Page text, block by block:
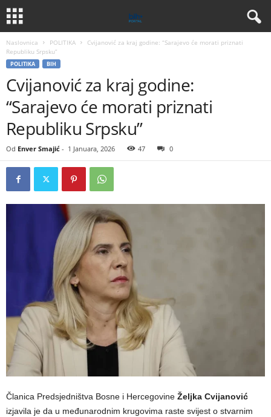
Naslovnica POLITIKA
Cvijanović za kraj godine: “Sarajevo će morati priznati
Republiku Srpsku”
POLITIKA BIH
Cvijanović za kraj godine:
“Sarajevo će morati priznati
Republiku Srpsku”
Od Enver Smajić - 1 Januara, 2026 47 0
Članica Predsjedništva Bosne i Hercegovine Željka Cvijanović
izjavila je da u međunarodnim krugovima raste svijest o stvarnim